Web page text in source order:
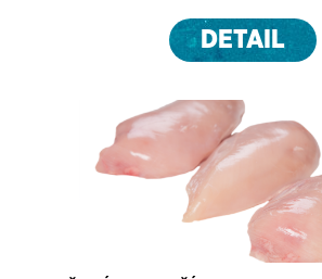
DETAIL